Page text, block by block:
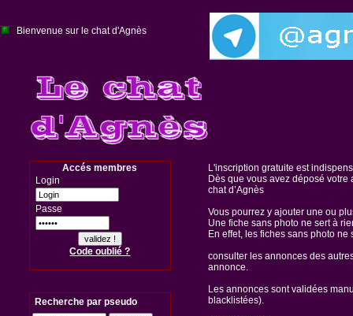
Bienvenue sur le chat d'Agnès
Accés membres
Login
Passe
Code oublié ?
Recherche par pseudo
L'inscription gratuite est
Dès que vous avez déposé
chat d’Agnès
Vous pourrez y ajouter une ou
Une fiche sans photo ne sert à
En effet, les fiches sans photo
consulter les annonces des
annonce.
Les annonces sont validées
blacklistées).